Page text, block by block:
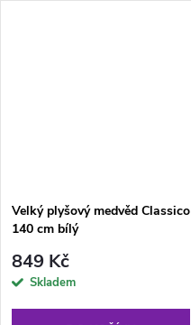
Velký plyšový medvěd Classico
140 cm bílý
849 Kč
Skladem